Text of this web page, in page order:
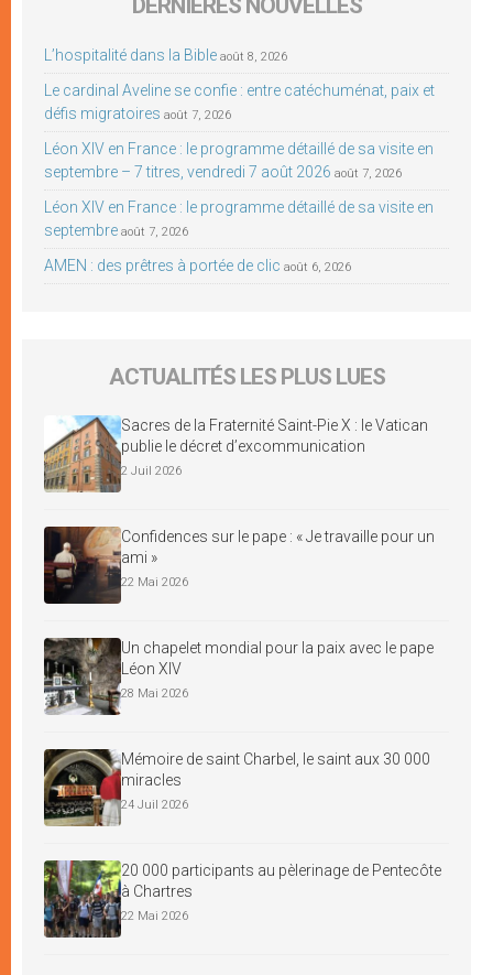
DERNIÈRES NOUVELLES
L’hospitalité dans la Bible août 8, 2026
Le cardinal Aveline se confie : entre catéchuménat, paix et
défis migratoires août 7, 2026
Léon XIV en France : le programme détaillé de sa visite en
septembre – 7 titres, vendredi 7 août 2026 août 7, 2026
Léon XIV en France : le programme détaillé de sa visite en
septembre août 7, 2026
AMEN : des prêtres à portée de clic août 6, 2026
ACTUALITÉS LES PLUS LUES
Sacres de la Fraternité Saint-Pie X : le Vatican
publie le décret d’excommunication
2 Juil 2026
Confidences sur le pape : « Je travaille pour un
ami »
22 Mai 2026
Un chapelet mondial pour la paix avec le pape
Léon XIV
28 Mai 2026
Mémoire de saint Charbel, le saint aux 30 000
miracles
24 Juil 2026
20 000 participants au pèlerinage de Pentecôte
à Chartres
22 Mai 2026